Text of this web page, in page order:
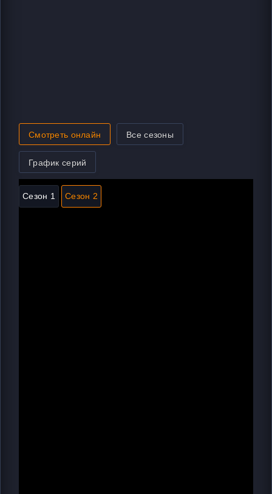
Смотреть онлайн Все сезоны
График серий
Сезон 1 Сезон 2